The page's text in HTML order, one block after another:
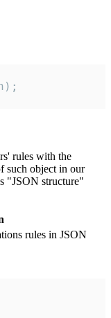
rules with the
such object in our
"JSON structure"
rules in JSON